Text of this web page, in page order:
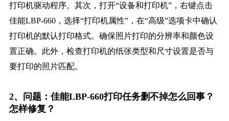
打印机驱动程序。其次，打开“设备和打印机”，右键点击
佳能LBP-660，选择“打印机属性”，在“高级”选项卡中确认
打印机的默认打印格式。确保照片打印的分辨率和颜色设
置正确。此外，检查打印机的纸张类型和尺寸设置是否与
要打印的照片匹配。
2、问题：佳能LBP-660打印任务删不掉怎么回事？
怎样修复？